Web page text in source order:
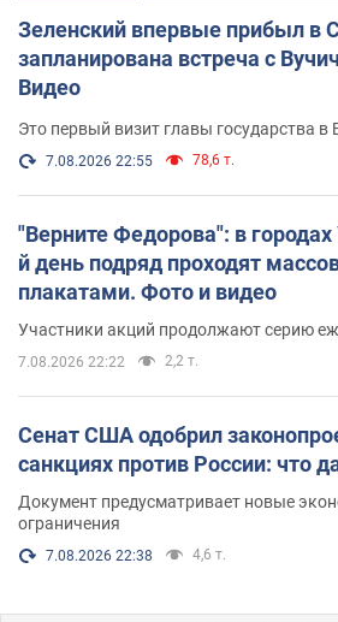
Зеленский впервые прибыл в
запланирована встреча с
Видео
Это первый визит главы государства в
7.08.2026 22:55 78,6 т.
"Верните Федорова": в
й день подряд проходят
плакатами. Фото и видео
Участники акций продолжают серию
7.08.2026 22:22 2,2 т.
Сенат США одобрил
санкциях против России: что
Документ предусматривает новые
ограничения
7.08.2026 22:38 4,6 т.